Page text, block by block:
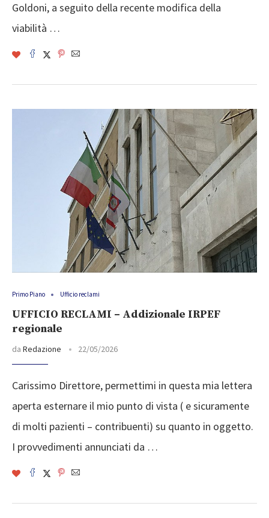
Goldoni, a seguito della recente modifica della
viabilità …
Primo Piano Ufficio reclami
UFFICIO RECLAMI – Addizionale IRPEF
regionale
da Redazione 22/05/2026
Carissimo Direttore, permettimi in questa mia lettera
aperta esternare il mio punto di vista ( e sicuramente
di molti pazienti – contribuenti) su quanto in oggetto.
I provvedimenti annunciati da …